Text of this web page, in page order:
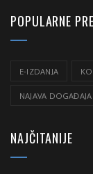
POPULARNE
E-IZDANJA
NAJAVA DOGAĐAJA
NAJČITANIJE